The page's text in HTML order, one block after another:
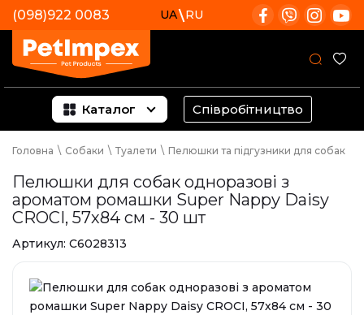
(098)922 0083 UA RU
Каталог Співробітництво
Головна \ Собаки \ Туалети \ Пелюшки та підгузники для собак
Пелюшки для собак одноразові з
ароматом ромашки Super Nappy Daisy
CROCI, 57х84 см - 30 шт
Артикул: C6028313